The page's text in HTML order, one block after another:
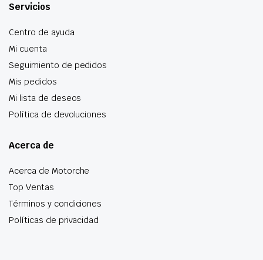
Servicios
Centro de ayuda
Mi cuenta
Seguimiento de pedidos
Mis pedidos
Mi lista de deseos
Política de devoluciones
Acerca de
Acerca de Motorche
Top Ventas
Términos y condiciones
Políticas de privacidad